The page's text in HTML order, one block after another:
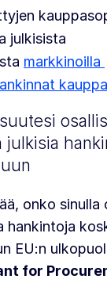
julkisista
markkinoilla
julkisia
onko sinulla
hankintoja
EU:n
for